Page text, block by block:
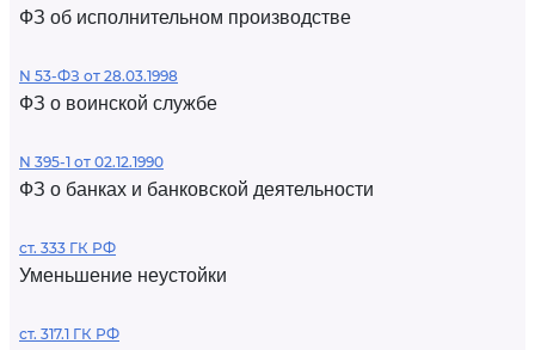
ФЗ об исполнительном производстве
N 53-ФЗ от 28.03.1998
ФЗ о воинской службе
N 395-1 от 02.12.1990
ФЗ о банках и банковской деятельности
ст. 333 ГК РФ
Уменьшение неустойки
ст. 317.1 ГК РФ